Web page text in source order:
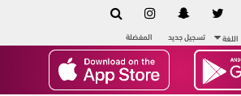
اللغة تسجيل جديد المفضلة